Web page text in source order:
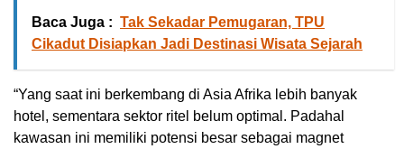
Baca Juga : Tak Sekadar Pemugaran, TPU
Cikadut Disiapkan Jadi Destinasi Wisata Sejarah
“Yang saat ini berkembang di Asia Afrika lebih banyak
hotel, sementara sektor ritel belum optimal. Padahal
kawasan ini memiliki potensi besar sebagai magnet